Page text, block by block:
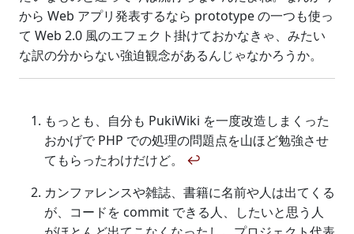
から Web アプリ発表するなら prototype の一つも使っ
て Web 2.0 風のエフェクト掛けておかなきゃ、みたい
な訳の分からない強迫観念があるんじゃなかろうか。
もっとも、自分も PukiWiki を一度改造しまくった
おかげで PHP での処理の問題点を山ほど勉強させ
てもらったわけだけど。 ↩
カンファレンスや雑誌、書籍に名前や人は出てくる
が、コードを commit できる人、したいと思う人